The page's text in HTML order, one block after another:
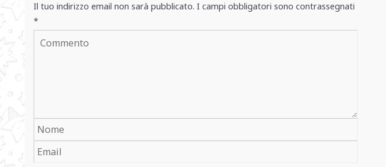
Il tuo indirizzo email non sarà pubblicato. I campi obbligatori sono contrassegnati
*